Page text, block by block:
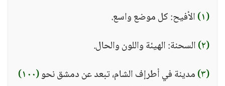
(١)
الأفيح: كل موضع واسع.
(٢)
السحنة: الهيئة واللون والحال.
(٣)
مدينة في اْطرإف الشام، تبعد عن دمشق نحو(١٠٠)